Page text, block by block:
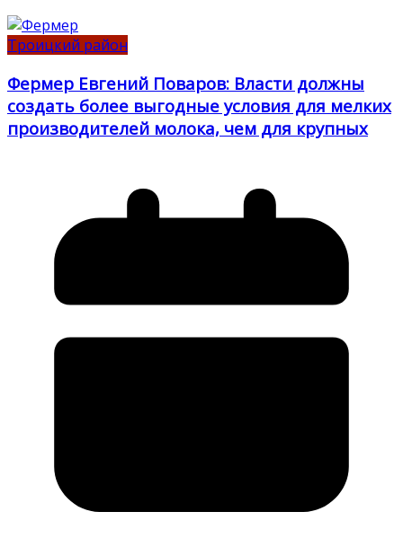
Троицкий район
Фермер Евгений Поваров: Власти должны
создать более выгодные условия для мелких
производителей молока, чем для крупных